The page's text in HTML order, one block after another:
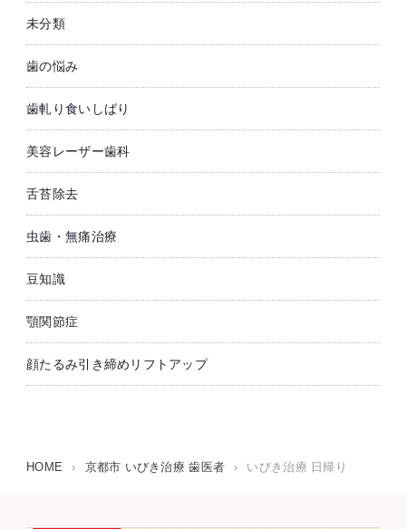
未分類
歯の悩み
歯軋り食いしばり
美容レーザー歯科
舌苔除去
虫歯・無痛治療
豆知識
顎関節症
顔たるみ引き締めリフトアップ
HOME › 京都市 いびき治療 歯医者 › いびき治療 日帰り